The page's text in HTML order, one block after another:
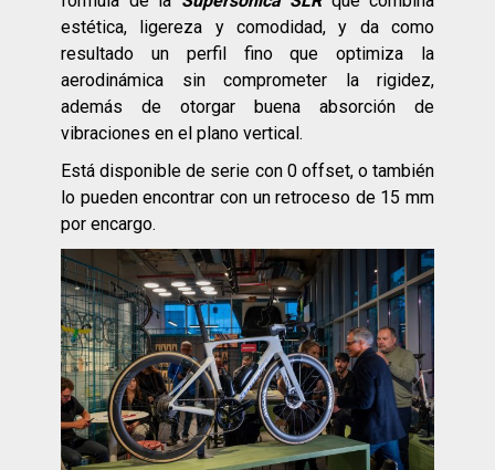
estética, ligereza y comodidad, y da como
resultado un perfil fino que optimiza la
aerodinámica sin comprometer la rigidez,
además de otorgar buena absorción de
vibraciones en el plano vertical.
Está disponible de serie con 0 offset, o también
lo pueden encontrar con un retroceso de 15 mm
por encargo.